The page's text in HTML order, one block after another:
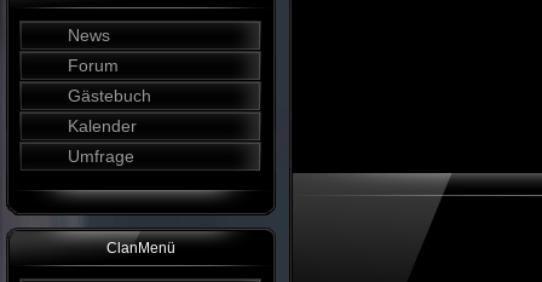
News
Forum
Gästebuch
Kalender
Umfrage
ClanMenü